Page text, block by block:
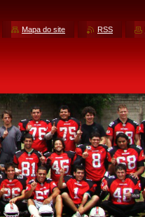
Mapa do site RSS